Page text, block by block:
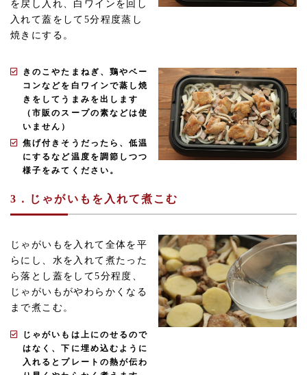
を戻し入れ、白ワインを回し
入れて蓋をして5分程度蒸し
焼きにする。
きのこやたまねぎ、鶏やベー
コンなどを白ワインで蒸し焼
きをしてうまみを出します
（市販のスープの素などは使
いません）
焦げ付きそうだったら、低温
にするなど温度を調節しつつ
様子をみてください。
3．じゃがいもを入れて煮こむ
じゃがいもを入れて全体を平
らにし、水を入れて煮たった
ら落とし蓋をして5分程度、
じゃがいもがやわらかくなる
まで煮こむ。
じゃがいもは上にのせるので
はなく、下に埋め込むように
入れるとプレートの熱が伝わ